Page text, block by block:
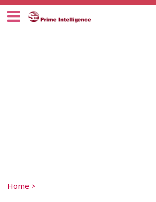
Home >